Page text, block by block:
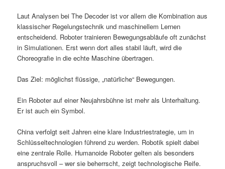
Laut Analysen bei The Decoder ist vor allem die Kombination aus
klassischer Regelungstechnik und maschinellem Lernen
entscheidend. Roboter trainieren Bewegungsabläufe oft zunächst
in Simulationen. Erst wenn dort alles stabil läuft, wird die
Choreografie in die echte Maschine übertragen.
Das Ziel: möglichst flüssige, „natürliche“ Bewegungen.
Ein Roboter auf einer Neujahrsbühne ist mehr als Unterhaltung.
Er ist auch ein Symbol.
China verfolgt seit Jahren eine klare Industriestrategie, um in
Schlüsseltechnologien führend zu werden. Robotik spielt dabei
eine zentrale Rolle. Humanoide Roboter gelten als besonders
anspruchsvoll – wer sie beherrscht, zeigt technologische Reife.